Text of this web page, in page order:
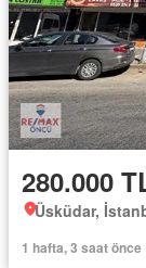
280.000
Üsküdar,
1 hafta, 3 saat önce